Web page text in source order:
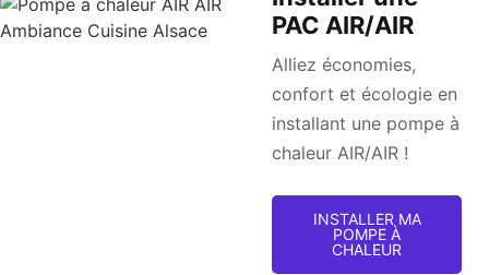
PAC AIR/AIR
Alliez économies,
confort et écologie en
installant une pompe à
chaleur AIR/AIR !
INSTALLER MA
POMPE À
CHALEUR